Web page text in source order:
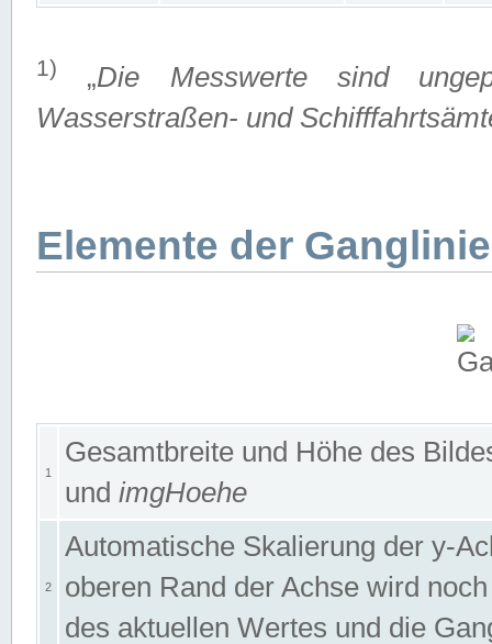
1) „Die Messwerte sind
Wasserstraßen- und
Elemente der
1
Gesamtbreite und Höhe des
und imgHoehe
2
Automatische Skalierung der y-
oberen Rand der Achse wird
des aktuellen Wertes und die